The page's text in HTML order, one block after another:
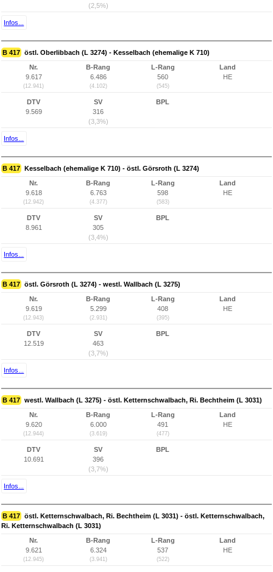
(2,5%)
Infos...
B 417 östl. Oberlibbach (L 3274) - Kesselbach (ehemalige K 710)
Nr.
9.617
(12.941)
B-Rang
6.486
(4.102)
L-Rang
560
(545)
Land
HE
DTV
9.569
SV
316
(3,3%)
BPL
Infos...
B 417 Kesselbach (ehemalige K 710) - östl. Görsroth (L 3274)
Nr.
9.618
(12.942)
B-Rang
6.763
(4.377)
L-Rang
598
(583)
Land
HE
DTV
8.961
SV
305
(3,4%)
BPL
Infos...
B 417 östl. Görsroth (L 3274) - westl. Wallbach (L 3275)
Nr.
9.619
(12.943)
B-Rang
5.299
(2.931)
L-Rang
408
(395)
Land
HE
DTV
12.519
SV
463
(3,7%)
BPL
Infos...
B 417 westl. Wallbach (L 3275) - östl. Ketternschwalbach, Ri. Bechtheim (L 3031)
Nr.
9.620
(12.944)
B-Rang
6.000
(3.619)
L-Rang
491
(477)
Land
HE
DTV
10.691
SV
396
(3,7%)
BPL
Infos...
B 417 östl. Ketternschwalbach, Ri. Bechtheim (L 3031) - östl. Ketternschwalbach,
Ri. Ketternschwalbach (L 3031)
Nr.
9.621
(12.945)
B-Rang
6.324
(3.941)
L-Rang
537
(522)
Land
HE